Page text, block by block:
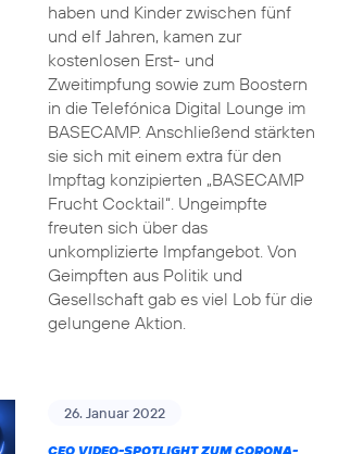
haben und Kinder zwischen fünf
und elf Jahren, kamen zur
kostenlosen Erst- und
Zweitimpfung sowie zum Boostern
in die Telefónica Digital Lounge im
BASECAMP. Anschließend stärkten
sie sich mit einem extra für den
Impftag konzipierten „BASECAMP
Frucht Cocktail“. Ungeimpfte
freuten sich über das
unkomplizierte Impfangebot. Von
Geimpften aus Politik und
Gesellschaft gab es viel Lob für die
gelungene Aktion.
26. Januar 2022
CEO VIDEO-SPOTLIGHT ZUM CORONA-